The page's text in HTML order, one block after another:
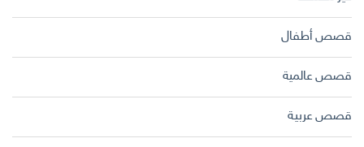
قصص أطفال
قصص عالمية
قصص عربية